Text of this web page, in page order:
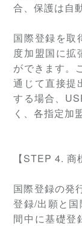
合、保護は自
国際登録を取
度加盟国に拡
ができます。
通じて直接提
する場合、
く、各指定加
【STEP4. 商
国際登録の発
登録/出願と
間中に基礎登